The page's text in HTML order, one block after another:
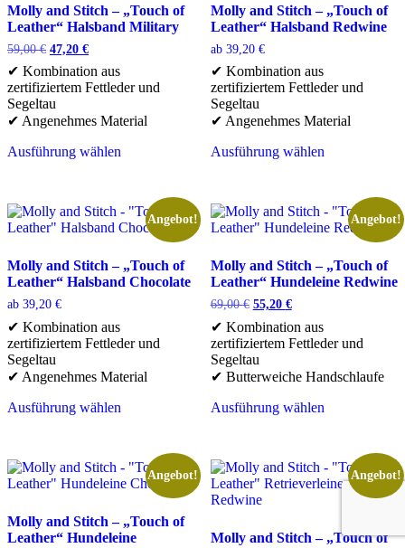
Die
Optionen
können
auf
der
Produktseite
gewählt
werden
Optionen
können
auf
der
Produktseite
gewählt
werden
Molly and Stitch – „Touch of
Leather“ Halsband Military
59,00€ Ursprünglicher
war:
59,00 €
47,20 €Aktueller
ist:
47,20 €.
✔ Kombination aus
zertifiziertem Fettleder und
Segeltau
✔ Angenehmes Material
Ausführung wählen
mehrere
Varianten
Die
Optionen
können
auf
der
Produktseite
gewählt
werden
Molly and Stitch – „Touch of
Leather“ Halsband Redwine
ab 39,20 €
✔ Kombination aus
zertifiziertem Fettleder und
Segeltau
✔ Angenehmes Material
Ausführung wählen
mehrere
Varianten
Die
Optionen
können
auf
der
Produktseite
gewählt
werden
Angebot!
Molly and Stitch – „Touch of
Leather“ Halsband Chocolate
ab 39,20 €
✔ Kombination aus
zertifiziertem Fettleder und
Segeltau
✔ Angenehmes Material
Ausführung wählen
mehrere
Varianten
Die
Optionen
Angebot!
Molly and Stitch – „Touch of
Leather“ Hundeleine Redwine
69,00€ Ursprünglicher
war:
69,00 €
55,20 €Aktueller
ist:
55,20 €.
✔ Kombination aus
zertifiziertem Fettleder und
Segeltau
✔ Butterweiche Handschlaufe
Ausführung wählen
mehrere
Varianten
auf.
Optionen
Angebot!
Molly and Stitch – „Touch of
Leather“ Hundeleine
Angebot!
Molly and Stitch – „Touch of